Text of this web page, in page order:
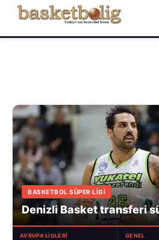
ERKEK ALTYAPI MİLLİ TAKIMLAR
16 Yaş Altı Yıldız Erkek
Letonya'ya farklı kaybetti
AVRUPA LİGLERİ GENEL